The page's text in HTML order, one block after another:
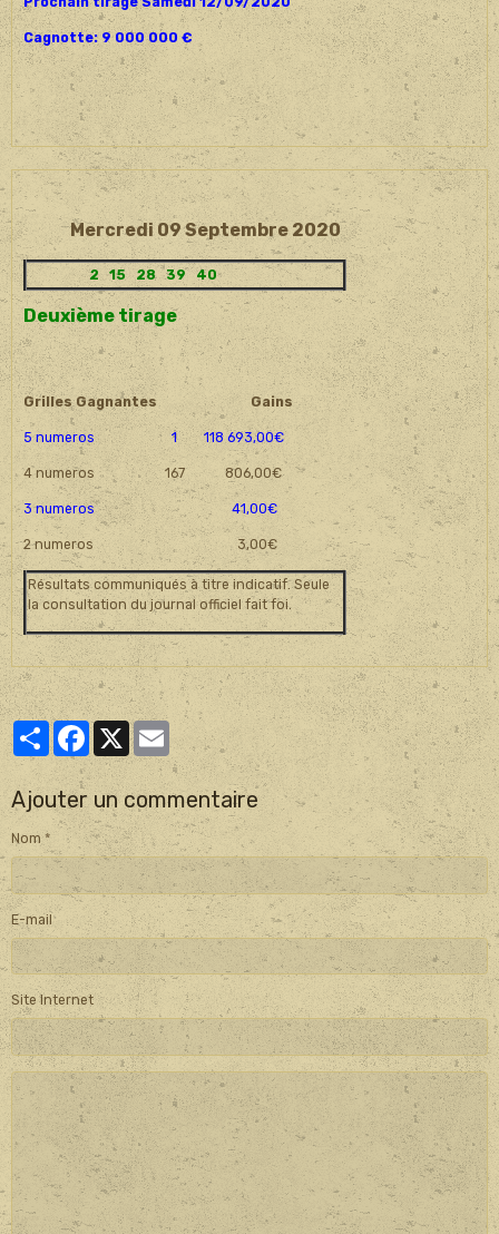
Cagnotte: 9 000 000 €
Mercredi 09 Septembre 2020
Deuxième tirage
2 15 28 39 40
Grilles Gagnantes Gains
5 numeros 1 118 693,00€
4 numeros 167 806,00€
3 numeros 41,00€
2 numeros 3,00€
Résultats communiqués à titre indicatif. Seule
la consultation du journal officiel fait foi.
PartagerFacebook
X Email
Ajouter un commentaire
Nom
E-mail
Site Internet